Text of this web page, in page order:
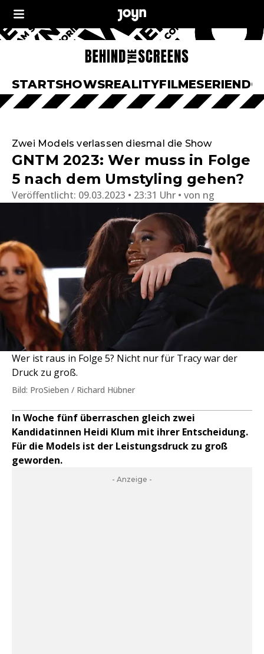
STARTSHOWSREALITYFILMESERIEN
Zwei Models verlassen diesmal die Show
GNTM 2023: Wer muss in Folge
5 nach dem Umstyling gehen?
Veröffentlicht: 09.03.2023 • 23:31 Uhr von ng
Wer ist raus in Folge 5? Nicht nur für Tracy war der
Druck zu groß.
Bild: ProSieben / Richard Hübner
In Woche fünf überraschen gleich zwei
Kandidatinnen Heidi Klum mit ihrer Entscheidung.
Für die Models ist der Leistungsdruck zu groß
geworden.
- Anzeige -